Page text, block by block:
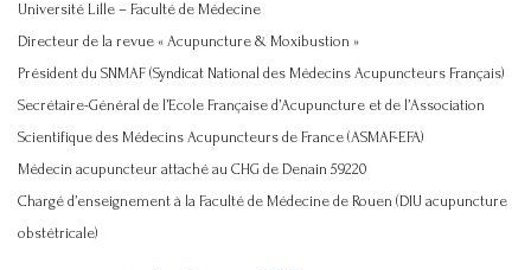
Université Lille – Faculté de Médecine
Directeur de la revue « Acupuncture & Moxibustion »
Président du SNMAF (Syndicat National des Médecins Acupuncteurs Français)
Secrétaire-Général de l’Ecole Française d’Acupuncture et de l’Association
Scientifique des Médecins Acupuncteurs de France (ASMAF-EFA)
Médecin acupuncteur attaché au CHG de Denain 59220
Chargé d’enseignement à la Faculté de Médecine de Rouen (DIU acupuncture
obstétricale)